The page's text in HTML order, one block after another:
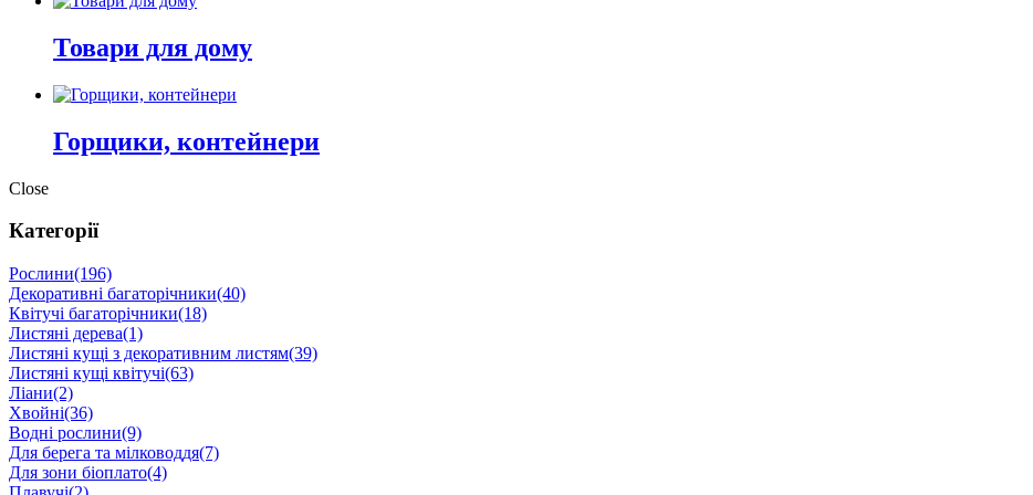
Товари для дому
Горщики, контейнери
Close
Категорії
Рослини(196)
Декоративні багаторічники(40)
Квітучі багаторічники(18)
Листяні дерева(1)
Листяні кущі з декоративним листям(39)
Листяні кущі квітучі(63)
Ліани(2)
Хвойні(36)
Водні рослини(9)
Для берега та мілководдя(7)
Для зони біоплато(4)